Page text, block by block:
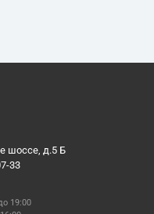
шоссе, д.5 Б
33
19:00